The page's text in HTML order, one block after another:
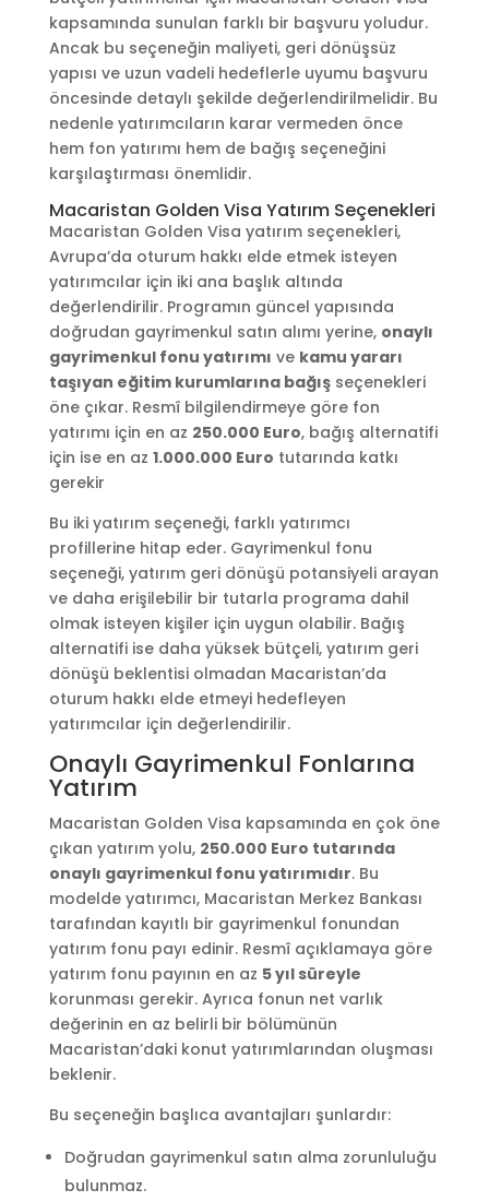
kapsamında sunulan farklı bir başvuru yoludur.
Ancak bu seçeneğin maliyeti, geri dönüşsüz
yapısı ve uzun vadeli hedeflerle uyumu başvuru
öncesinde detaylı şekilde değerlendirilmelidir. Bu
nedenle yatırımcıların karar vermeden önce
hem fon yatırımı hem de bağış seçeneğini
karşılaştırması önemlidir.
Macaristan Golden Visa Yatırım Seçenekleri
Macaristan Golden Visa yatırım seçenekleri,
Avrupa’da oturum hakkı elde etmek isteyen
yatırımcılar için iki ana başlık altında
değerlendirilir. Programın güncel yapısında
doğrudan gayrimenkul satın alımı yerine, onaylı
gayrimenkul fonu yatırımı ve kamu yararı
taşıyan eğitim kurumlarına bağışseçenekleri
öne çıkar. Resmî bilgilendirmeye göre fon
yatırımı için en az 250.000 Euro, bağış alternatifi
için ise en az 1.000.000 Euro tutarında katkı
gerekir
Bu iki yatırım seçeneği, farklı yatırımcı
profillerine hitap eder. Gayrimenkul fonu
seçeneği, yatırım geri dönüşü potansiyeli arayan
ve daha erişilebilir bir tutarla programa dahil
olmak isteyen kişiler için uygun olabilir. Bağış
alternatifi ise daha yüksek bütçeli, yatırım geri
dönüşü beklentisi olmadan Macaristan’da
oturum hakkı elde etmeyi hedefleyen
yatırımcılar için değerlendirilir.
Onaylı Gayrimenkul Fonlarına
Yatırım
Macaristan Golden Visa kapsamında en çok öne
çıkan yatırım yolu, 250.000 Euro tutarında
onaylı gayrimenkul fonu yatırımıdır. Bu
modelde yatırımcı, Macaristan Merkez Bankası
tarafından kayıtlı bir gayrimenkul fonundan
yatırım fonu payı edinir. Resmî açıklamaya göre
yatırım fonu payının en az 5 yıl süreyle
korunması gerekir. Ayrıca fonun net varlık
değerinin en az belirli bir bölümünün
Macaristan’daki konut yatırımlarından oluşması
beklenir.
Bu seçeneğin başlıca avantajları şunlardır:
Doğrudan gayrimenkul satın alma zorunluluğu
bulunmaz.